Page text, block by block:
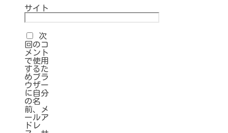
サイト
次
回のコ
メント
で使用
するた
めブラ
ウザー
に自分
の名
前、メ
ールア
ドレ